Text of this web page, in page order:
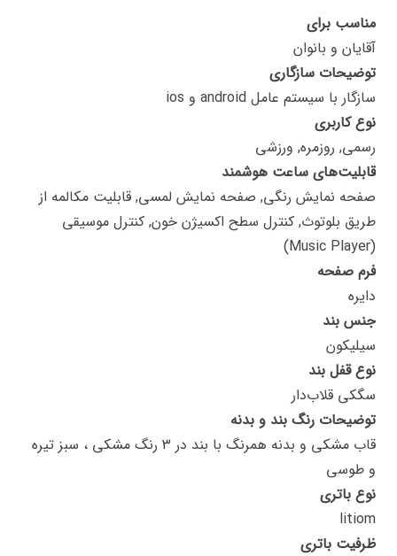
مناسب برای
آقایان و بانوان
توضیحات سازگاری
سازگار با سیستم عامل ‌android و ios
نوع کاربری
رسمی, روزمره, ورزشی
قابلیت‌های ساعت هوشمند
صفحه نمایش رنگی, صفحه نمایش لمسی, قابلیت مکالمه از
طریق بلوتوث, کنترل سطح اکسیژن خون, کنترل موسیقی
(Music Player)
فرم صفحه
دایره
جنس بند
سیلیکون
نوع قفل بند
سگکی قلاب‌دار
توضیحات رنگ بند و بدنه
قاب مشکی و بدنه همرنگ با بند در 3 رنگ مشکی ، سبز تیره
و طوسی
نوع باتری
litiom
ظرفیت باتری